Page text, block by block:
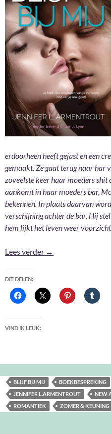
erdoorheen heeft gejast en een
gemaakt. Ze gaat terug naar har
zoveelste keer haar moeders shit
aankomt in haar moeders bar,
bekennen. In plaats daarvan
verschijning achter de bar. Hij
hem lijkt het leven weer
Lees verder Blijf bij mij –
→
DIT DELEN:
VIND IK LEUK:
BLIJF BIJ MIJ BOEKBESPREKING
JENNIFER L.ARMENTROUT
NEW
ROMANTIEK
ZOMER & KEUNING